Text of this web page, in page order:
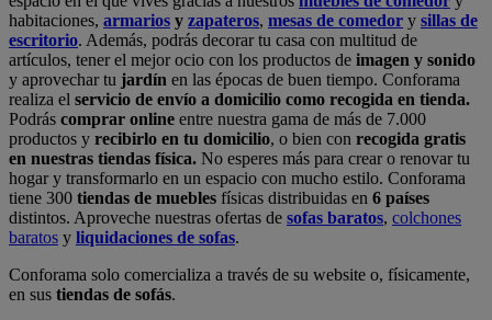
habitaciones, armarios y zapateros, mesas de comedor y sillas de
escritorio. Además, podrás decorar tu casa con multitud de
artículos, tener el mejor ocio con los productos de imagen y sonido
y aprovechar tu jardín en las épocas de buen tiempo. Conforama
realiza el servicio de envío a domicilio como recogida en tienda.
Podrás comprar online entre nuestra gama de más de 7.000
productos y recibirlo en tu domicilio, o bien con recogida gratis
en nuestras tiendas física. No esperes más para crear o renovar tu
hogar y transformarlo en un espacio con mucho estilo. Conforama
tiene 300 tiendas de muebles físicas distribuidas en 6 países
distintos. Aproveche nuestras ofertas de sofas baratos, colchones
baratos y liquidaciones de sofas.
Conforama solo comercializa a través de su website o, físicamente,
en sus tiendas de sofás.